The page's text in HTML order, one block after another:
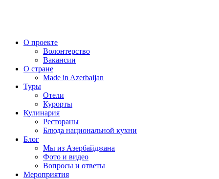
О проекте
Волонтерство
Вакансии
О стране
Made in Azerbaijan
Туры
Отели
Курорты
Кулинария
Рестораны
Блюда национальной кухни
Блог
Мы из Азербайджана
Фото и видео
Вопросы и ответы
Мероприятия